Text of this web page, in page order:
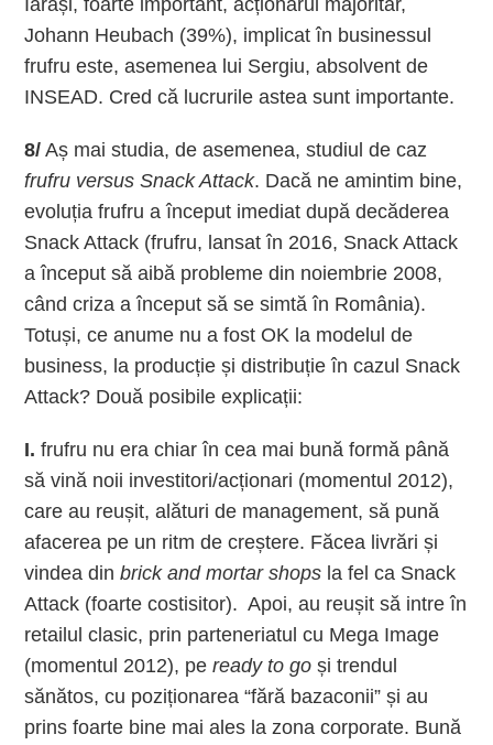
Johann Heubach (39%), implicat în businessul
frufru este, asemenea lui Sergiu, absolvent de
INSEAD. Cred că lucrurile astea sunt importante.
8/ Aș mai studia, de asemenea, studiul de caz
frufru versus Snack Attack. Dacă ne amintim bine,
evoluția frufru a început imediat după decăderea
Snack Attack (frufru, lansat în 2016, Snack Attack
a început să aibă probleme din noiembrie 2008,
când criza a început să se simtă în România).
Totuși, ce anume nu a fost OK la modelul de
business, la producție și distribuție în cazul Snack
Attack? Două posibile explicații:
I. frufru nu era chiar în cea mai bună formă până
să vină noii investitori/acționari (momentul 2012),
care au reușit, alături de management, să pună
afacerea pe un ritm de creștere. Făcea livrări și
vindea din brick and mortar shops la fel ca Snack
Attack (foarte costisitor). Apoi, au reușit să intre în
retailul clasic, prin parteneriatul cu Mega Image
(momentul 2012), peready to go și trendul
sănătos, cu poziționarea “fără bazaconii” și au
prins foarte bine mai ales la zona corporate. Bună